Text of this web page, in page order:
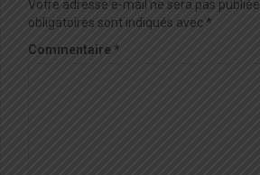
Votre adresse e-mail ne sera pas publiée.
obligatoires sont indiqués avec *
Commentaire*